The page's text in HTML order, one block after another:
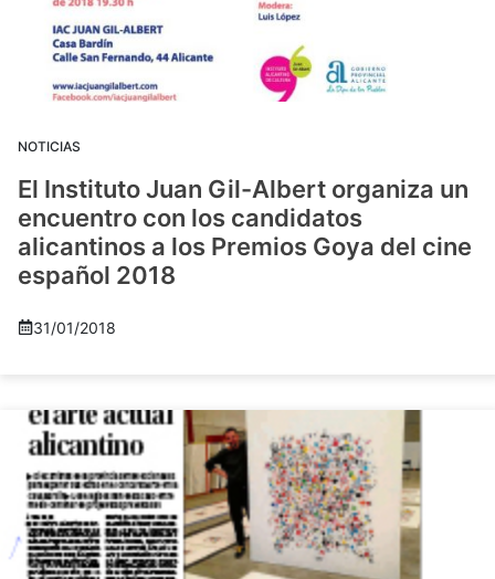
NOTICIAS
El Instituto Juan Gil-Albert organiza un
encuentro con los candidatos
alicantinos a los Premios Goya del cine
español 2018
31/01/2018